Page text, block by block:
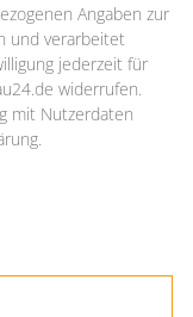
Angaben zur
und verarbeitet
jederzeit für
widerrufen.
mit Nutzerdaten